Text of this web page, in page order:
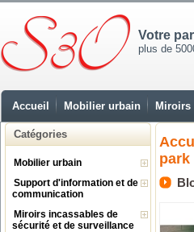
Votre
plus de
Accueil Mobilier urbain Miroirs
Catégories
Mobilier urbain
Support d'information et de
communication
Miroirs incassables de
sécurité et de surveillance
park